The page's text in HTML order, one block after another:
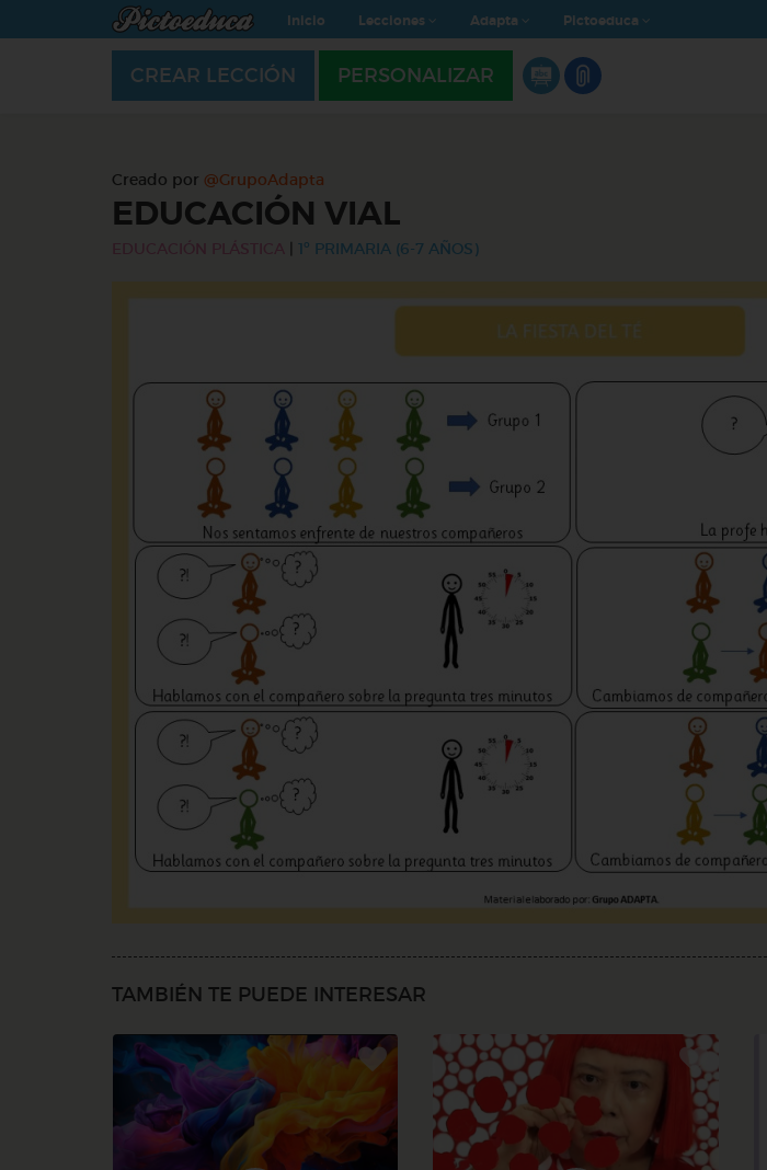
Inicio Lecciones Adapta Pictoeduca
CREAR LECCIÓN PERSONALIZAR
Creado por @GrupoAdapta
EDUCACIÓN VIAL
EDUCACIÓN PLÁSTICA 1º PRIMARIA (6-7 AÑOS)
TAMBIÉN TE PUEDE INTERESAR